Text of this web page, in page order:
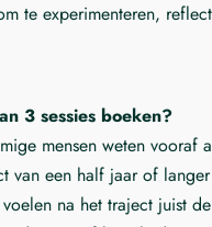
te experimenteren,
3 sessies boeken?
mensen weten vooraf
van een half jaar of
na het traject juist